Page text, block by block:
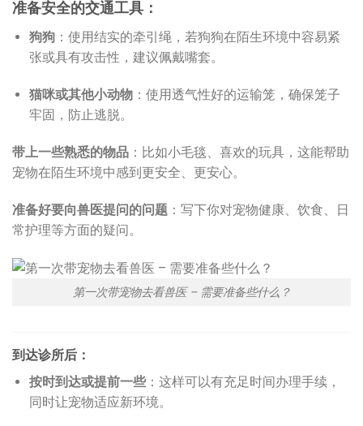
准备安全的交通工具：
狗狗：使用结实的牵引绳，若狗狗在陌生环境中容易紧
张或具有攻击性，建议佩戴嘴套。
猫咪或其他小动物：使用透气性好的运输笼，确保笼子
牢固，防止逃脱。
带上一些熟悉的物品 ：比如小毛毯、喜欢的玩具，这能帮助
宠物在陌生环境中感到更安全、更安心。
准备好要向兽医提问的问题 ：写下你对宠物健康、饮食、日
常护理等方面的疑问。
第一次带宠物去看兽医 – 需要准备些什么？
到达诊所后：
按时到达或提前一些：这样可以有充足时间办理手续，
同时让宠物适应新环境。